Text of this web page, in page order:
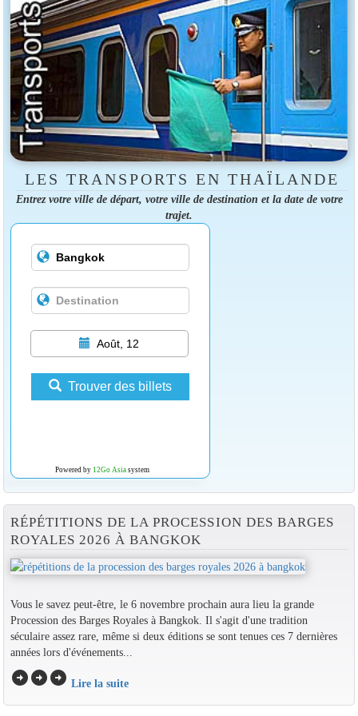
LES TRANSPORTS EN THAÏLANDE
Entrez votre ville de départ, votre ville de destination et la date de votre
trajet.
Août, 12
Trouver des billets
Powered by 12Go Asiasystem
RÉPÉTITIONS DE LA PROCESSION DES BARGES
ROYALES 2026 À BANGKOK
Vous le savez peut-être, le 6 novembre prochain aura lieu la grande
Procession des Barges Royales à Bangkok. Il s'agit d'une tradition
séculaire assez rare, même si deux éditions se sont tenues ces 7 dernières
années lors d'événements...
arrow_circle_rightarrow_circle_rightarrow_circle_right Lire la suite